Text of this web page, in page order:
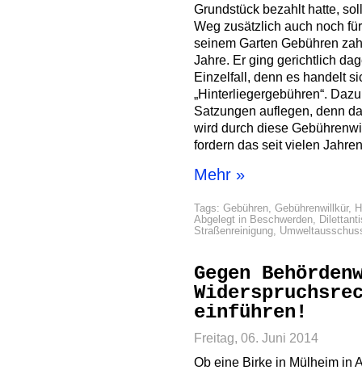
Grundstück bezahlt hatte,
Weg zusätzlich auch noch
seinem Garten Gebühren
Jahre. Er ging gerichtlich
Einzelfall, denn es handelt
„Hinterliegergebühren“.
Satzungen auflegen, denn
wird durch diese
fordern das seit vielen
Mehr »
Tags: Gebühren, Gebührenwillkür,
Abgelegt in Beschwerden,
Straßenreinigung,
Gegen
einführen!
Freitag, 06. Juni 2014
Ob eine Birke in Mülheim in